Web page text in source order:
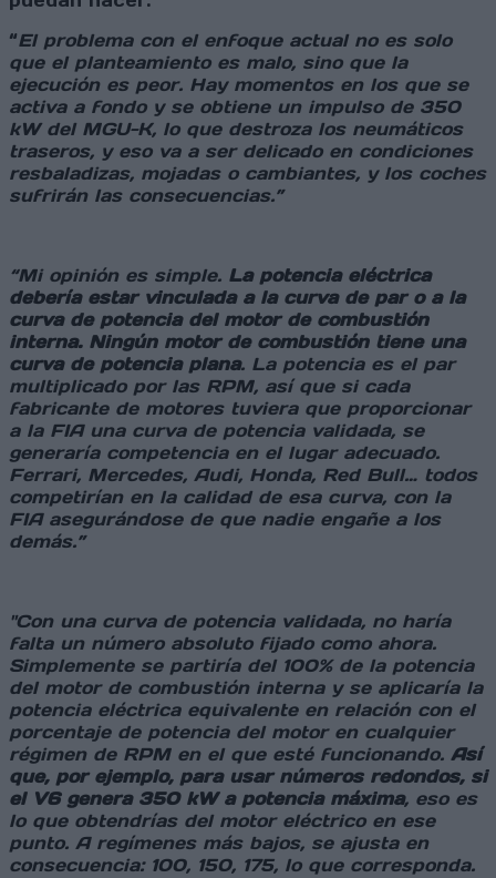
“El problema con el enfoque actual no es solo
que el planteamiento es malo, sino que la
ejecución es peor. Hay momentos en los que se
activa a fondo y se obtiene un impulso de 350
kW del MGU-K, lo que destroza los neumáticos
traseros, y eso va a ser delicado en condiciones
resbaladizas, mojadas o cambiantes, y los coches
sufrirán las consecuencias.”
“Mi opinión es simple. La potencia eléctrica
debería estar vinculada a la curva de par o a la
curva de potencia del motor de combustión
interna. Ningún motor de combustión tiene una
curva de potencia plana. La potencia es el par
multiplicado por las RPM, así que si cada
fabricante de motores tuviera que proporcionar
a la FIA una curva de potencia validada, se
generaría competencia en el lugar adecuado.
Ferrari, Mercedes, Audi, Honda, Red Bull… todos
competirían en la calidad de esa curva, con la
FIA asegurándose de que nadie engañe a los
demás.”
"Con una curva de potencia validada, no haría
falta un número absoluto fijado como ahora.
Simplemente se partiría del 100% de la potencia
del motor de combustión interna y se aplicaría la
potencia eléctrica equivalente en relación con el
porcentaje de potencia del motor en cualquier
régimen de RPM en el que esté funcionando. Así
que, por ejemplo, para usar números redondos, si
el V6 genera 350 kW a potencia máxima, eso es
lo que obtendrías del motor eléctrico en ese
punto. A regímenes más bajos, se ajusta en
consecuencia: 100, 150, 175, lo que corresponda.